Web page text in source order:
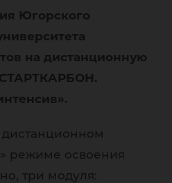
Югорского
на дистанционную
дистанционном
режиме освоения
три модуля: